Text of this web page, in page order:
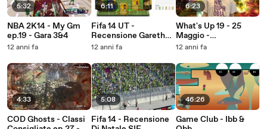
5:32
NBA 2K14 - My Gm
ep.19 - Gara 3&4
12 anni fa
4:33
COD Ghosts - Classi
6:11
Fifa 14 UT -
Recensione Gareth
Bale TOTS
12 anni fa
5:08
Fifa 14 - Recensione
6:23
What's Up 19 - 25
Maggio -
Spaziogames.it
12 anni fa
46:26
Game Club - Ibb &